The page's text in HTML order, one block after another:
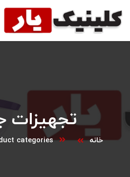
تجهیزات
خانه categories